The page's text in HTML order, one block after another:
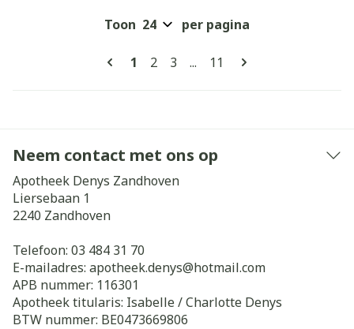
Pagina's
U lees momenteel pagina
1 Pagina
2 Pagina
3 ... Pagina
11
Toon per pagina
Neem contact met ons op
Apotheek Denys Zandhoven
Liersebaan 1
2240 Zandhoven
Telefoon: 03 484 31 70
E-mailadres: apotheek.denys@hotmail.com
APB nummer: 116301
Apotheek titularis: Isabelle / Charlotte Denys
BTW nummer: BE0473669806